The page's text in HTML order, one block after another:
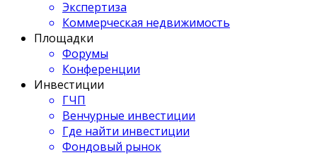
Экспертиза
Коммерческая недвижимость
Площадки
Форумы
Конференции
Инвестиции
ГЧП
Венчурные инвестиции
Где найти инвестиции
Фондовый рынок